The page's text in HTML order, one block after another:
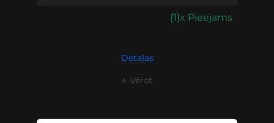
{1}x Pieejams
Detaļas
⭐ Vērot